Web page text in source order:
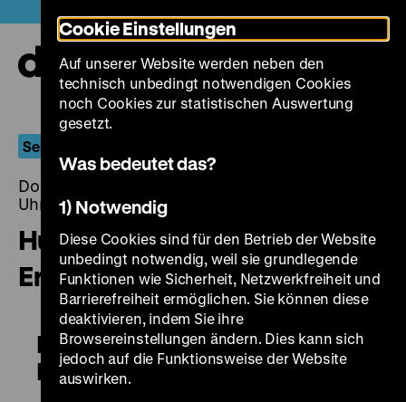
zum
Seiteninhalt
springen
Sehnsucht nach dem Regen
Donnerstag, 12. November 2015, 20.00 - 00.00
Uhr
Huang jin shi dai / The Golden
Era
Huang jin shi dai / The Golden
Era
Cookie Einstellungen
Auf unserer Website werden neben den
technisch unbedingt notwendigen Cookies
noch Cookies zur statistischen Auswertung
gesetzt.
Was bedeutet das?
1) Notwendig
Diese Cookies sind für den Betrieb der Website
unbedingt notwendig, weil sie grundlegende
Funktionen wie Sicherheit, Netzwerkfreiheit und
Barrierefreiheit ermöglichen. Sie können diese
deaktivieren, indem Sie ihre
Browsereinstellungen ändern. Dies kann sich
jedoch auf die Funktionsweise der Website
auswirken.